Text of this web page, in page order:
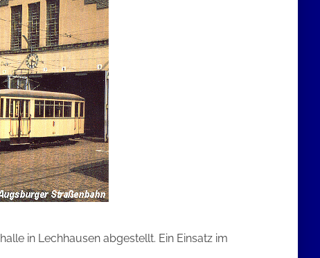
in Lechhausen abgestellt. Ein Einsatz im